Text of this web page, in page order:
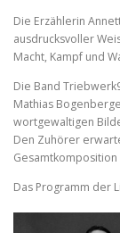
Die Erzählerin
ausdrucksvoller
Macht, Kampf und
Die Band
Mathias
wortgewaltigen
Den Zuhörer
Gesamtkomposition
Das Programm der